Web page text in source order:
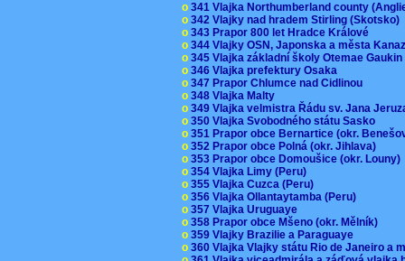
o 341 Vlajka Northumberland county
o 342 Vlajky nad hradem Stirling (Skotsko)
o 343 Prapor 800 let Hradce Králové
o 344 Vlajky OSN, Japonska a města
o 345 Vlajka základní školy Otemae
o 346 Vlajka prefektury Osaka
o 347 Prapor Chlumce nad Cidlinou
o 348 Vlajka Malty
o 349 Vlajka velmistra Řádu sv. Jana
o 350 Vlajka Svobodného státu Sasko
o 351 Prapor obce Bernartice (okr.
o 352 Prapor obce Polná (okr. Jihlava)
o 353 Prapor obce Domoušice (okr. Louny)
o 354 Vlajka Limy (Peru)
o 355 Vlajka Cuzca (Peru)
o 356 Vlajka Ollantaytamba (Peru)
o 357 Vlajka Uruguaye
o 358 Prapor obce Mšeno (okr. Mělník)
o 359 Vlajky Brazilie a Paraguaye
o 360 Vlajka Vlajky státu Rio de Janeiro a